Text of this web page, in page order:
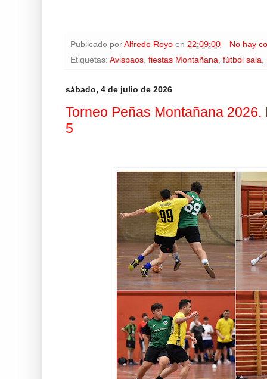
Publicado por Alfredo Royo en 22:09:00
No hay
Etiquetas: Avispaos, fiestas Montañana, fútbol sala,
sábado, 4 de julio de 2026
Torneo Peñas Montañana
5